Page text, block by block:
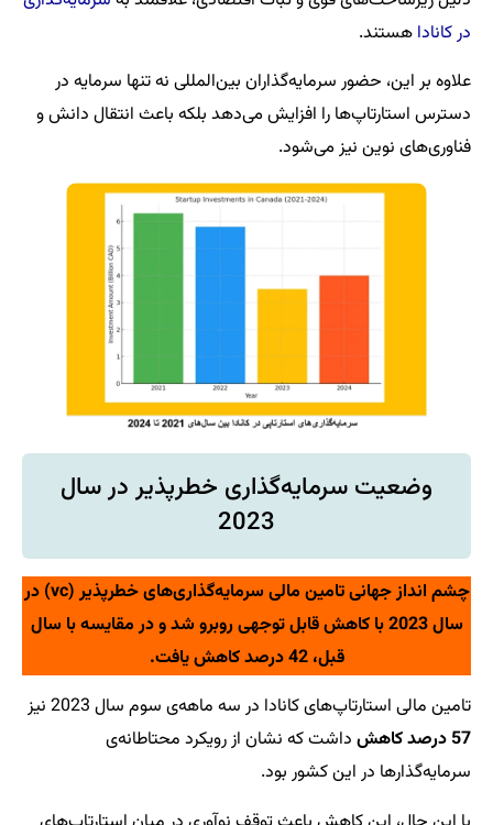
در کانادا هستند.
علاوه بر این، حضور سرمایه‌گذاران بین‌المللی نه تنها سرمایه در
دسترس استارتاپ‌ها را افزایش می‌دهد بلکه باعث انتقال دانش و
فناوری‌های نوین نیز می‌شود.
وضعیت سرمایه‌گذاری خطرپذیر در سال
2023
چشم انداز جهانی تامین مالی سرمایه‌گذاری‌های خطرپذیر (vc) در
سال 2023 با کاهش قابل توجهی روبرو شد و در مقایسه با سال
قبل، 42 درصد کاهش یافت.
تامین مالی استارتاپ‌های کانادا در سه ماهه‌ی سوم سال 2023 نیز
57 درصد کاهش
داشت که نشان از رویکرد محتاطانه‌ی
سرمایه‌گذارها در این کشور بود.